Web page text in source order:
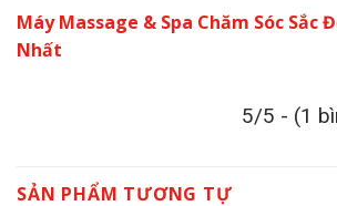
Máy Massage & Spa Chăm Sóc Sắc
Nhất
5/5 - (1
SẢN PHẨM TƯƠNG TỰ